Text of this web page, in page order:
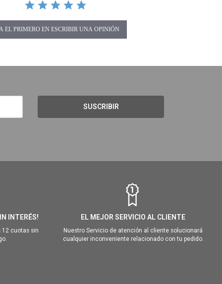
EL PRIMERO EN ESCRIBIR UNA OPINIÓN
SUSCRIBIR
INTERÉS!
12 cuotas sin
EL MEJOR SERVICIO AL CLIENTE
Nuestro Servicio de atención al cliente solucionará
cualquier inconveniente relacionado con tu pedido.